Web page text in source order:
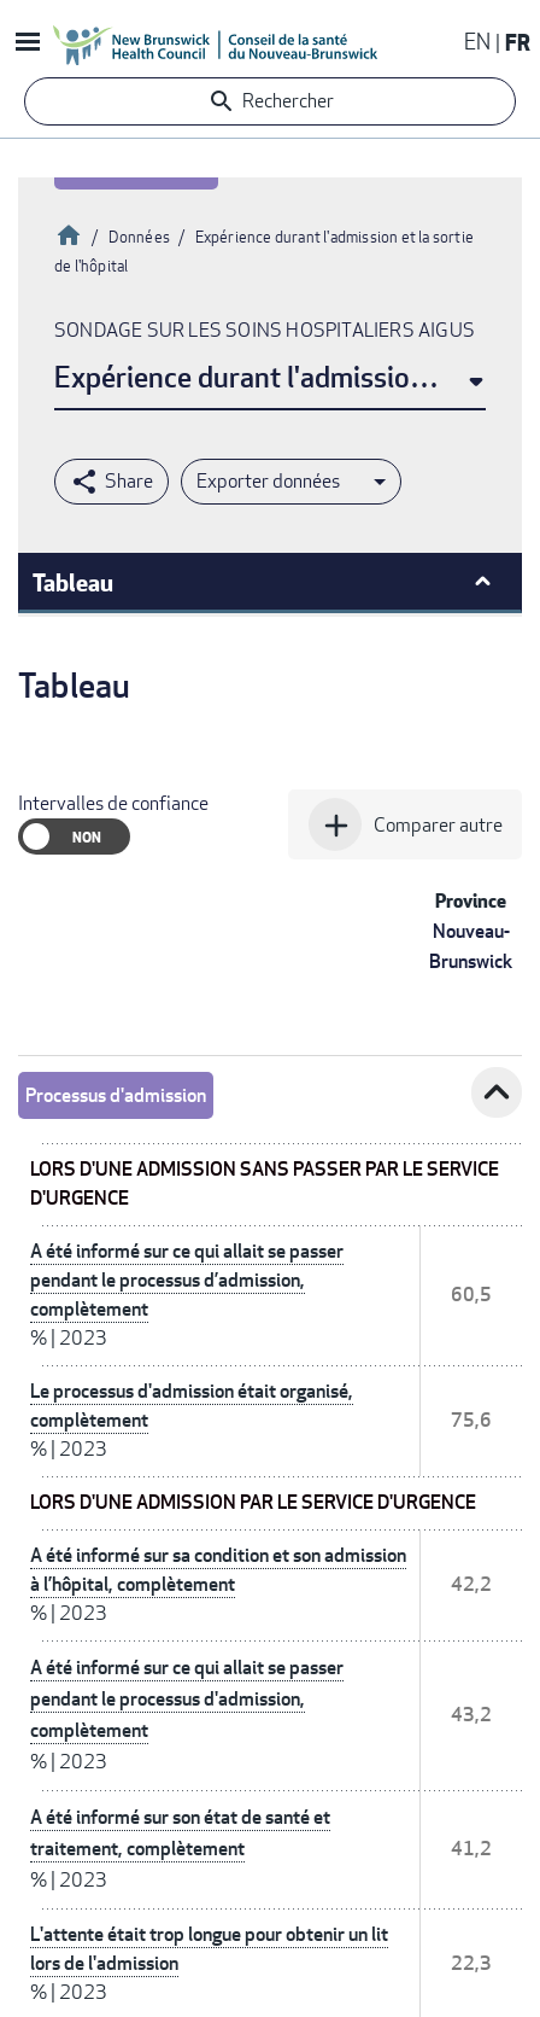
au
contenu
principal
EN FR
Rechercher
d'Ariane
Accueil
Données
Expérience durant l'admission et la sortie
de l'hôpital
SONDAGE SUR LES SOINS HOSPITALIERS AIGUS
Expérience durant l'admission et la
Exporter données
Tableau
Tableau
Intervalles de confiance
add Comparer autre
Province
Nouveau-
Brunswick
Processus d'admission expand_less
LORS D'UNE ADMISSION SANS PASSER PAR LE SERVICE
D'URGENCE
A été informé sur ce qui allait se passer
pendant le processus d’admission,
complètement
% 2023
60,5
Le processus d'admission était organisé,
complètement
% 2023
75,6
LORS D'UNE ADMISSION PAR LE SERVICE D'URGENCE
A été informé sur sa condition et son admission
à l’hôpital, complètement
% 2023
42,2
A été informé sur ce qui allait se passer
pendant le processus d'admission,
complètement
% 2023
43,2
A été informé sur son état de santé et
traitement, complètement
% 2023
41,2
L'attente était trop longue pour obtenir un lit
lors de l'admission
% 2023
22,3